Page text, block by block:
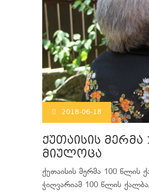
2018-06-18
ქუთაისის
მიულოცა
ქუთაისის მერმა 100 წლის
ჭიღვარიამ 100 წლის